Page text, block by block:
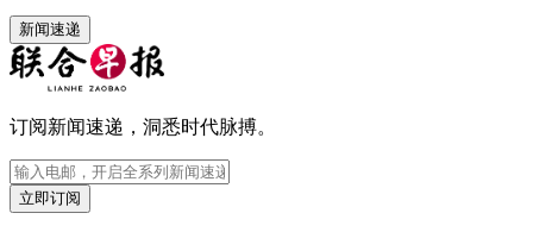
新闻速递
订阅新闻速递，洞悉时代脉搏。
立即订阅